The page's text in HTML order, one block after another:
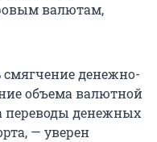
валютам,
смягчение денежно-
объема валютной
переводы денежных
— уверен